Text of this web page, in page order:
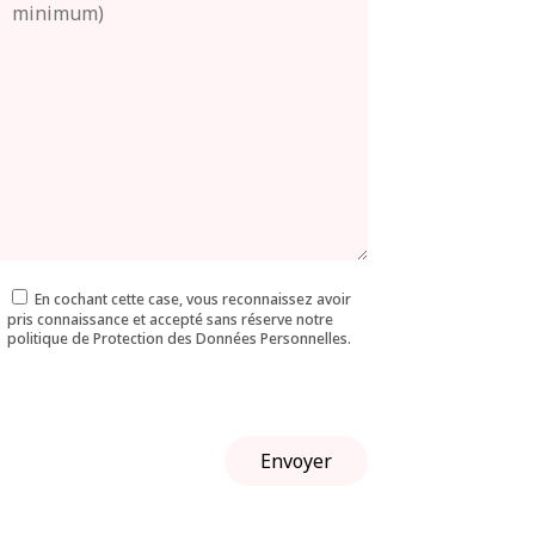
En cochant cette case, vous reconnaissez avoir
pris connaissance et accepté sans réserve notre
politique de Protection des Données Personnelles.